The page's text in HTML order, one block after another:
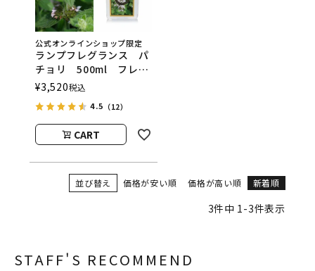
公式オンラインショップ限定
ランプフレグランス パ
チョリ 500ml フレグ
ランスランプ用オイル
ASHLEIGH&BURWOOD
（アシュレイアンドバー
ウッド）
¥3,520税込
4.5 （12）
CART
並び替え 価格が安い順 価格が高い順 新着順
3件中 1-3件表示
STAFF'S RECOMMEND